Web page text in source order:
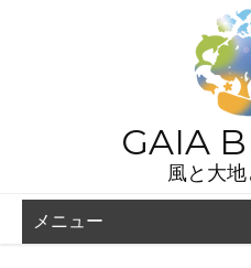
GAIA
風と大地
メニュー